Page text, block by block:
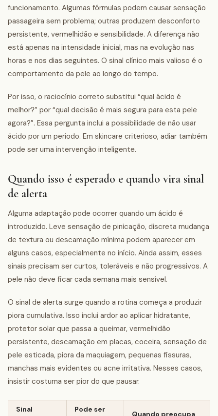
funcionamento. Algumas fórmulas podem causar sensação
passageira sem problema; outras produzem desconforto
persistente, vermelhidão e sensibilidade. A diferença não
está apenas na intensidade inicial, mas na evolução nas
horas e nos dias seguintes. O sinal clínico mais valioso é o
comportamento da pele ao longo do tempo.
Por isso, o raciocínio correto substitui “qual ácido é
melhor?” por “qual decisão é mais segura para esta pele
agora?”. Essa pergunta inclui a possibilidade de não usar
ácido por um período. Em skincare criterioso, adiar também
pode ser uma intervenção inteligente.
Quando isso é esperado e quando vira sinal
de alerta
Alguma adaptação pode ocorrer quando um ácido é
introduzido. Leve sensação de pinicação, discreta mudança
de textura ou descamação mínima podem aparecer em
alguns casos, especialmente no início. Ainda assim, esses
sinais precisam ser curtos, toleráveis e não progressivos. A
pele não deve ficar cada semana mais sensível.
O sinal de alerta surge quando a rotina começa a produzir
piora cumulativa. Isso inclui ardor ao aplicar hidratante,
protetor solar que passa a queimar, vermelhidão
persistente, descamação em placas, coceira, sensação de
pele esticada, piora da maquiagem, pequenas fissuras,
manchas mais evidentes ou acne irritativa. Nesses casos,
insistir costuma ser pior do que pausar.
Sinal
Pode ser
Quando preocupa